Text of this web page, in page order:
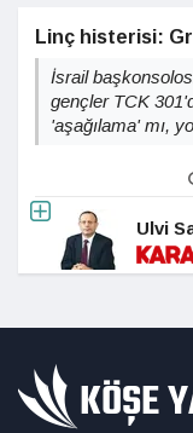
Linç histerisi:
İsrail
gençler TCK
'aşağılama' mı,
Ulvi